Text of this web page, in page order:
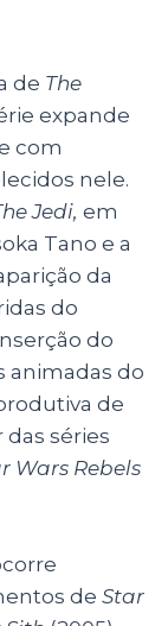
de The
expande
com
nele.
Jedi, em
Tano e a
da
do
do
animadas do
de
séries
Wars Rebels
de Star